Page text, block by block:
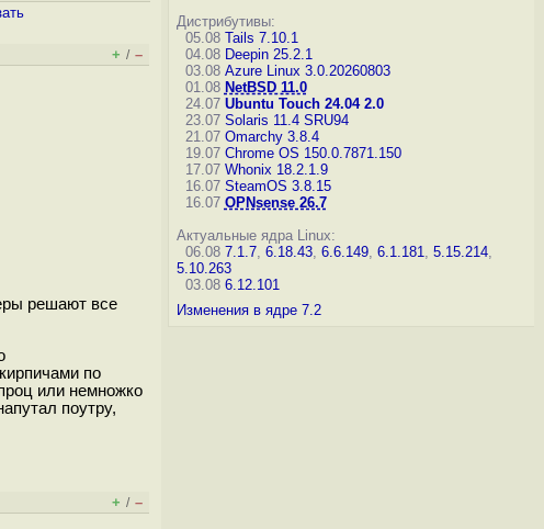
+ / –
решают все
по
или немножко
поутру,
+ / –
Дистрибутивы:
05.08 Tails 7.10.1
04.08 Deepin 25.2.1
03.08 Azure Linux 3.0.20260803
01.08 NetBSD 11.0
24.07 Ubuntu Touch 24.04 2.0
23.07 Solaris 11.4 SRU94
21.07 Omarchy 3.8.4
19.07 Chrome OS 150.0.7871.150
17.07 Whonix 18.2.1.9
16.07 SteamOS 3.8.15
16.07 OPNsense 26.7
Актуальные ядра Linux:
06.08 7.1.7, 6.18.43, 6.6.149, 6.1.181, 5.15.214,
5.10.263
03.08 6.12.101
Изменения в ядре 7.2